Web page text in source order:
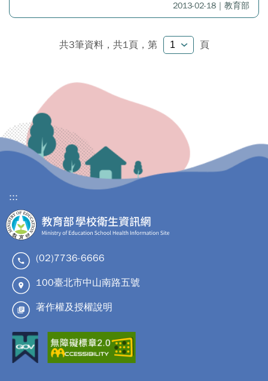
2013-02-18｜教育部
共3筆資料，共1頁， 第 頁
:::
(02)7736-6666
100臺北市中山南路五號
著作權及授權說明